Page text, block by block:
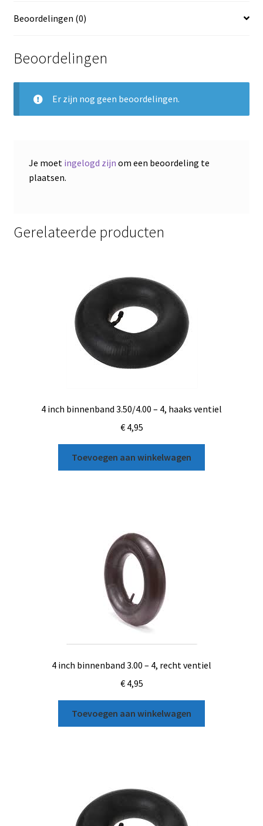
aantal
Beoordelingen (0)
Beoordelingen
Er zijn nog geen beoordelingen.
Je moet ingelogd zijn om een beoordeling te
plaatsen.
Gerelateerde producten
4 inch binnenband 3.50/4.00 – 4, haaks ventiel
€4,95
Toevoegen aan winkelwagen
4 inch binnenband 3.00 – 4, recht ventiel
€4,95
Toevoegen aan winkelwagen